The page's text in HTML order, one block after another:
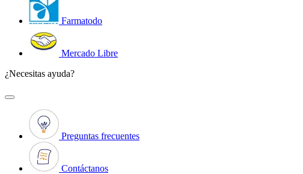
Farmatodo
Mercado Libre
¿Necesitas ayuda?
Preguntas frecuentes
Contáctanos